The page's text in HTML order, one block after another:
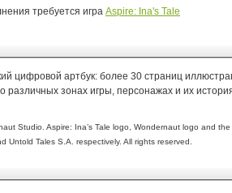
требуется игра Aspire: Ina's Tale
цифровой артбук: более 30 страниц
различных зонах игры, персонажах и их
Studio. Aspire: Ina’s Tale logo, Wondernaut logo and
Untold Tales S.A. respectively. All rights reserved.